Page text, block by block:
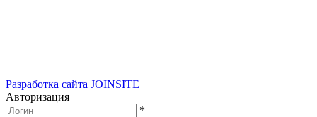
Разработка сайта JOINSITE
Авторизация
*